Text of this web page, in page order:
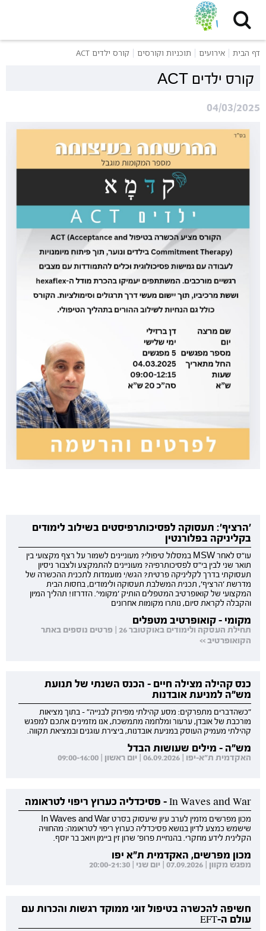
דף הבית אירועים תוכניות וקורסים קורס ילדים ACT
קורס ילדים ACT
04/03/2025
'הרציף': תעסוקה לפסיכותרפיסטים בשילוב לימודים
בקליניקה בפלורנטין
עו"ס לאחר MSW במסלול טיפולי? מעוניינים לשמור על רצף מקצועי בין
תואר שני לבין בי"ס לפסיכותרפיה? מעוניינים להתמקצע ולצבור ניסיון
תעסוקתי בדרך לקליניקה פרטית? הגש/י מועמדות לתכנית ההכשרה של
מדרשת 'הרציף', תכנית המשלבת תעסוקה ולימודים, בחסות הבית
המקצועי של קואופרטיב המטפלים הותיק 'מקומי'. הזדרזו! תהליך המיון
והקבלה לקראת סיום, נותרו מקומות אחרונים
מקומי - קואופרטיב מטפלים
תחילת העסקה ולימודים באוקטובר 26 | פרטים נוספים באתר
הקואופרטיב >>
כנס קהילה מצילה חיים - הכנס השנתי של תנועת
מש"ה למניעת אובדנות
"כשהדברים מתפרקים: מסע קהילתי מפירוק לבנייה" - בתוך מציאות
מורכבת של אובדן, ערעור ומלחמה מתמשכת, אנו מזמינים אתכם למפגש
קהילתי מעמיק העוסק במניעת אובדנות, ביצירת עוגנים ובמציאת תקווה.
מש"ה - מילים שעושות הבדל
האקדמית ת"א-יפו | 06.09.2026 | יום ראשון | 09:00-16:00
In Waves and War - פסיכדליה כערוץ ריפוי לטראומה
מכון מפרשים מזמין לערב עיון שיעסוק בסרט In Waves and War
שישמש כמצע לדיון בנושא פסיכדליה כערוץ ריפוי לטראומה: מהחוויה
הקלינית לידע מחקרי. בהנחיית פרופ' שרון זין ביימן ויואב בר יוסף.
מכון מפרשים, האקדמית ת"א יפו
מפגש מקוון | 07.09.2026 | יום שני | 20:00-21:30
חשיפה להכשרה בטיפול זוגי ממוקד רגשות והכרות עם
עולם ה-EFT